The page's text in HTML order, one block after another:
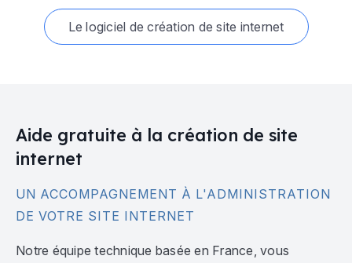
Le logiciel de création de site internet
Aide gratuite à la création de site
internet
UN ACCOMPAGNEMENT À L'ADMINISTRATION
DE VOTRE SITE INTERNET
Notre équipe technique basée en France, vous